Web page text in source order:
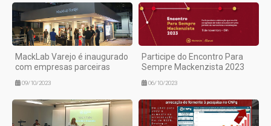
MackLab Varejo é inaugurado
com empresas parceiras
09/10/2023
Participe do Encontro Para
Sempre Mackenzista 2023
06/10/2023